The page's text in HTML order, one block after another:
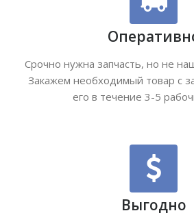
Срочно нужна запчасть, но не
Закажем необходимый товар с
его в течение 3-5
Выгодно